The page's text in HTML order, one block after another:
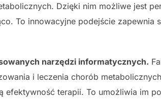
Dzięki nim możliwe jest
To innowacyjne podejście zapewnia
narzędzi informatycznych.
i leczenia chorób
efektywność terapii. To umożliwia im